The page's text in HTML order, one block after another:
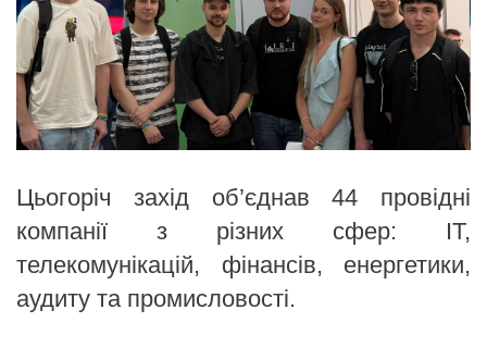
Цьогоріч захід об’єднав 44 провідні
компанії з різних сфер: IT,
телекомунікацій, фінансів, енергетики,
аудиту та промисловості.